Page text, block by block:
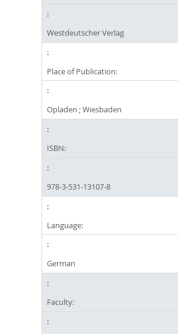
Westdeutscher Verlag
Place of Publication:
Opladen ; Wiesbaden
ISBN:
978-3-531-13107-8
Language:
German
Faculty: